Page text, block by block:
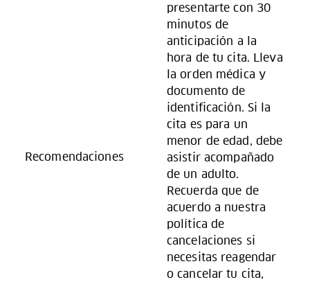
Recomendaciones
presentarte con 30
minutos de
anticipación a la
hora de tu cita. Lleva
la orden médica y
documento de
identificación. Si la
cita es para un
menor de edad, debe
asistir acompañado
de un adulto.
Recuerda que de
acuerdo a nuestra
política de
cancelaciones si
necesitas reagendar
o cancelar tu cita,